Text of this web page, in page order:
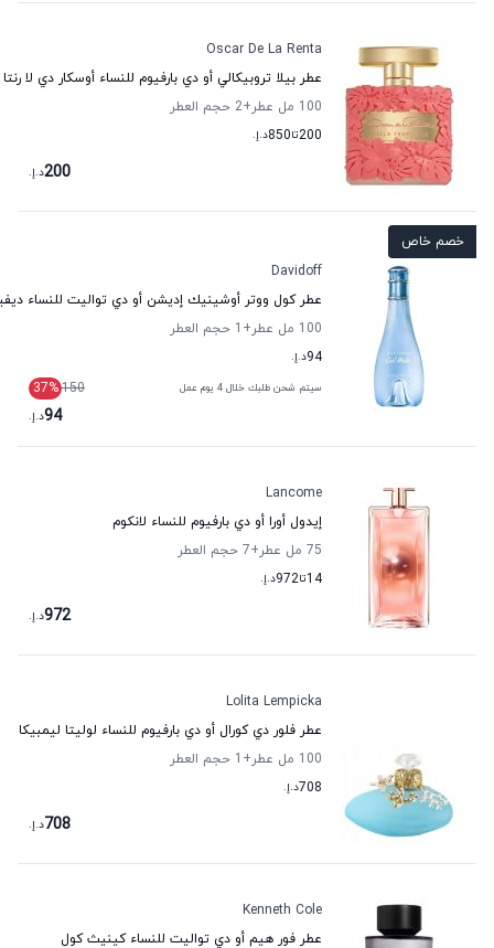
Oscar De La Renta
عطر بيلا تروبيكالي أو دي بارفيوم للنساء أوسكار دي لا رنتا
100 مل عطر
+2
حجم العطر
200تا850د.إ.
200د.إ.
خصم خاص
Davidoff
عطر كول ووتر أوشينيك إديشن أو دي تواليت للنساء
100 مل عطر
+1
حجم العطر
94د.إ.
سيتم شحن طلبك خلال 4 يوم عمل 150
37%
94د.إ.
Lancome
إيدول أورا أو دي بارفيوم للنساء لانكوم
75 مل عطر
+7
حجم العطر
14تا972د.إ.
972د.إ.
Lolita Lempicka
عطر فلور دي كورال أو دي بارفيوم للنساء لوليتا ليمبيكا
100 مل عطر
+1
حجم العطر
708د.إ.
708د.إ.
Kenneth Cole
عطر فور هيم أو دي تواليت للنساء كينيث كول